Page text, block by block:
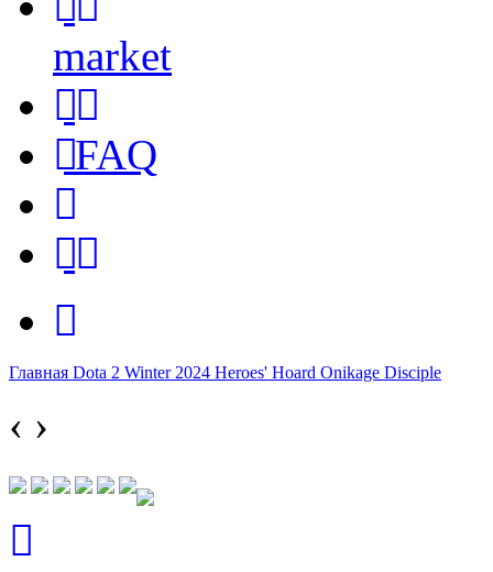
market
FAQ
Главная Dota 2 Winter 2024 Heroes' Hoard Onikage Disciple
‹ ›